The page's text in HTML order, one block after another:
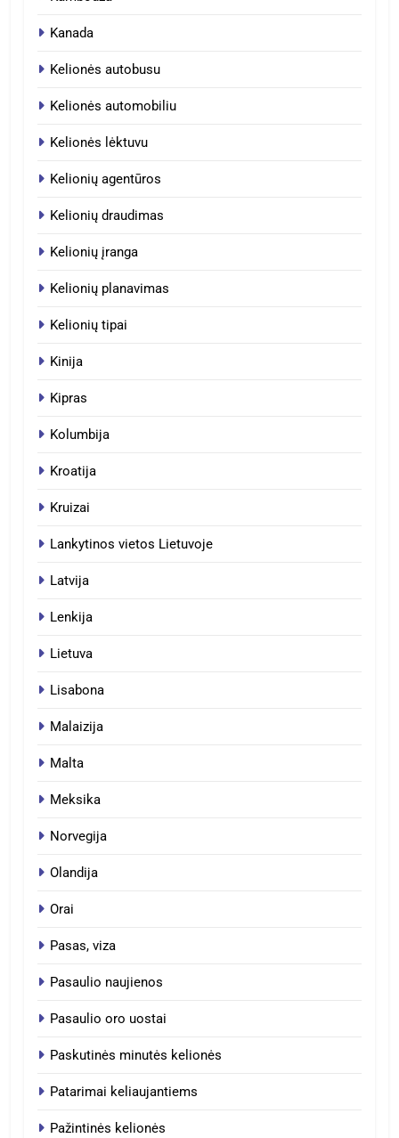
Kanada
Kelionės autobusu
Kelionės automobiliu
Kelionės lėktuvu
Kelionių agentūros
Kelionių draudimas
Kelionių įranga
Kelionių planavimas
Kelionių tipai
Kinija
Kipras
Kolumbija
Kroatija
Kruizai
Lankytinos vietos Lietuvoje
Latvija
Lenkija
Lietuva
Lisabona
Malaizija
Malta
Meksika
Norvegija
Olandija
Orai
Pasas, viza
Pasaulio naujienos
Pasaulio oro uostai
Paskutinės minutės kelionės
Patarimai keliaujantiems
Pažintinės kelionės